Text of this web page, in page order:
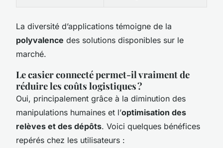
La diversité d’applications témoigne de la
polyvalence des solutions disponibles sur le
marché.
Le casier connecté permet-il vraiment de
réduire les coûts logistiques ?
Oui, principalement grâce à la diminution des
manipulations humaines et l’optimisation des
relèves et des dépôts. Voici quelques bénéfices
repérés chez les utilisateurs :